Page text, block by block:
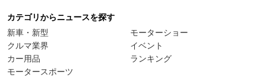
カテゴリからニュースを探す
新車・新型
クルマ業界
カー用品
モータースポーツ
モーターショー
イベント
ランキング